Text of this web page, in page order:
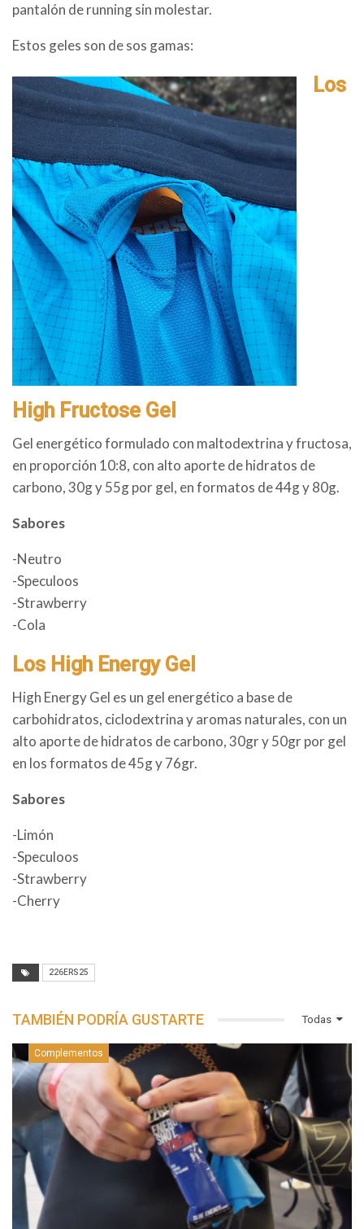
pantalón de running sin molestar.
Estos geles son de sos gamas:
Los
High Fructose Gel
Gel energético formulado con maltodextrina y fructosa,
en proporción 10:8, con alto aporte de hidratos de
carbono, 30g y 55g por gel, en formatos de 44g y 80g.
Sabores
-Neutro
-Speculoos
-Strawberry
-Cola
Los High Energy Gel
High Energy Gel es un gel energético a base de
carbohidratos, ciclodextrina y aromas naturales, con un
alto aporte de hidratos de carbono, 30gr y 50gr por gel
en los formatos de 45g y 76gr.
Sabores
-Limón
-Speculoos
-Strawberry
-Cherry
226ERS25
Todas
TAMBIÉN PODRÍA GUSTARTE
Complementos